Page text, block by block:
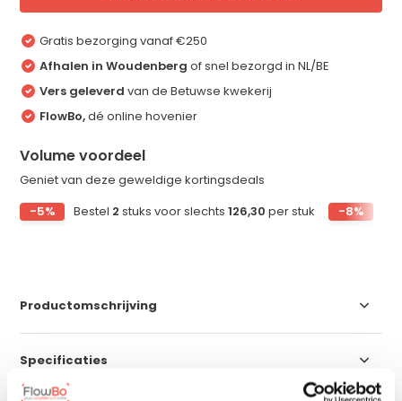
Gratis bezorging vanaf €250
Afhalen in Woudenberg of snel bezorgd in NL/BE
Vers geleverd van de Betuwse kwekerij
FlowBo,dé online hovenier
Volume voordeel
Geniet van deze geweldige kortingsdeals
-5%
Bestel 2 stuks voor slechts126,30 per stuk -8%
Productomschrijving
Specificaties